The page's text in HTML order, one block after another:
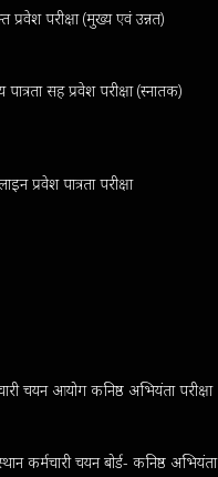
प्रवेश परीक्षा (मुख्य एवं उन्नत)
पात्रता सह प्रवेश परीक्षा (स्नातक)
प्रवेश पात्रता परीक्षा
चयन आयोग कनिष्ठ अभियंता परीक्षा
कर्मचारी चयन बोर्ड- कनिष्ठ अभियंता